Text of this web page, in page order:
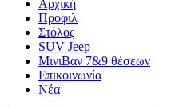
Αρχική
Προφιλ
Στόλος
SUV Jeep
ΜινιΒαν 7&9 θέσεων
Επικοινωνία
Νέα